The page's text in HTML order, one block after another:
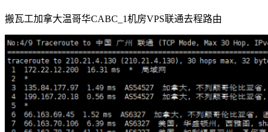
搬瓦工加拿大温哥华CABC_1机房VPS联通去程路由